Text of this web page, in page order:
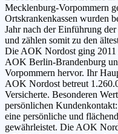
Mecklenburg-Vorpommern
Ortskrankenkassen wurden
Jahr nach der Einführung
und zählen somit zu den
Die AOK Nordost ging 2011
AOK Berlin-Brandenburg
Vorpommern hervor. Ihr
AOK Nordost betreut
Versicherte. Besonderen
persönlichen
eine persönliche und
gewährleistet. Die AOK